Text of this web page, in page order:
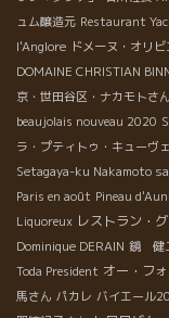
ュム醸造元 Restaurant
l'Anglore ドメーヌ・オリ
DOMAINE CHRISTIAN
京・世田谷区・ナカモトさん
beaujolais nouveau 2020
ラ・プティトゥ・キューヴ
Setagaya-ku Nakamoto
Paris en août Pineau
Liquoreux レストラン・
Dominique DERAIN 鏡 健
Toda President オー・フ
馬さん パカレ バイエール